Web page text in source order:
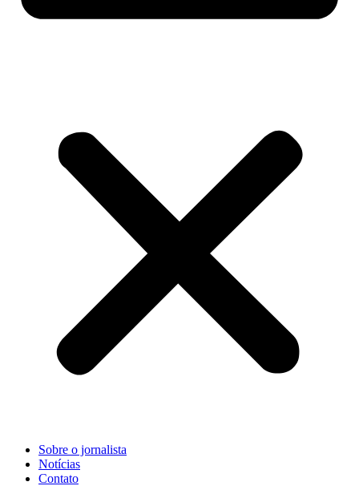
Sobre o jornalista
Notícias
Contato